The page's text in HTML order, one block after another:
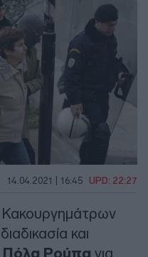
14.04.2021 | 16:45 UPD: 22:27
και
Πόλα Ρούπα για